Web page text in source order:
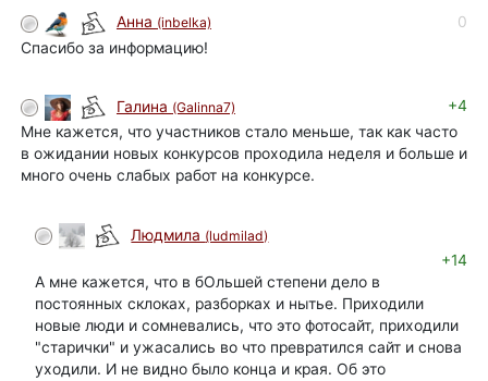
Анна (inbelka)
0
Спасибо за информацию!
Галина (Galinna7)
+4
Мне кажется, что участников стало меньше, так как часто
в ожидании новых конкурсов проходила неделя и больше и
много очень слабых работ на конкурсе.
Людмила (ludmilad)
+14
А мне кажется, что в бОльшей степени дело в
постоянных склоках, разборках и нытье. Приходили
новые люди и сомневались, что это фотосайт, приходили
"старички" и ужасались во что превратился сайт и снова
уходили. И не видно было конца и края. Об это